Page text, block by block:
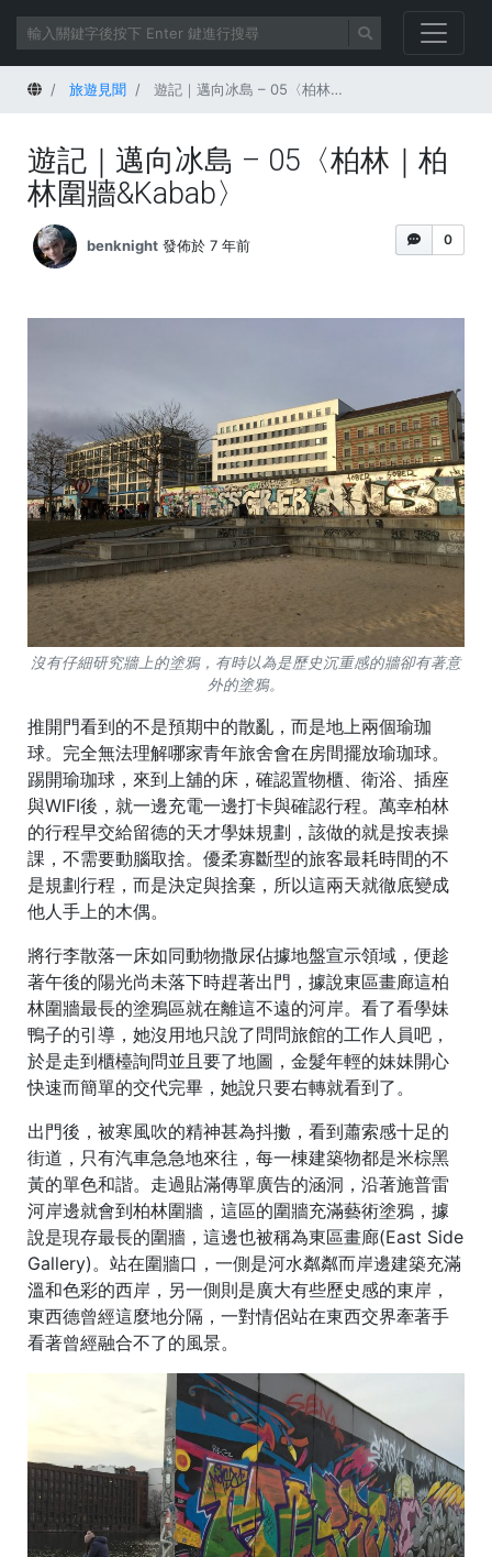
首頁 旅遊見聞 遊記｜邁向冰島 – 05〈柏林｜柏林圍牆&Kabab〉
遊記｜邁向冰島 – 05〈柏林｜柏
林圍牆&Kabab〉
0
benknight 發佈於 7 年前
沒有仔細研究牆上的塗鴉，有時以為是歷史沉重感的牆卻有著意
外的塗鴉。
推開門看到的不是預期中的散亂，而是地上兩個瑜珈
球。完全無法理解哪家青年旅舍會在房間擺放瑜珈球。
踢開瑜珈球，來到上舖的床，確認置物櫃、衛浴、插座
與WIFI後，就一邊充電一邊打卡與確認行程。萬幸柏林
的行程早交給留德的天才學妹規劃，該做的就是按表操
課，不需要動腦取捨。優柔寡斷型的旅客最耗時間的不
是規劃行程，而是決定與捨棄，所以這兩天就徹底變成
他人手上的木偶。
將行李散落一床如同動物撒尿佔據地盤宣示領域，便趁
著午後的陽光尚未落下時趕著出門，據說東區畫廊這柏
林圍牆最長的塗鴉區就在離這不遠的河岸。看了看學妹
鴨子的引導，她沒用地只說了問問旅館的工作人員吧，
於是走到櫃檯詢問並且要了地圖，金髮年輕的妹妹開心
快速而簡單的交代完畢，她說只要右轉就看到了。
出門後，被寒風吹的精神甚為抖擻，看到蕭索感十足的
街道，只有汽車急急地來往，每一棟建築物都是米棕黑
黃的單色和諧。走過貼滿傳單廣告的涵洞，沿著施普雷
河岸邊就會到柏林圍牆，這區的圍牆充滿藝術塗鴉，據
說是現存最長的圍牆，這邊也被稱為東區畫廊(East Side
Gallery)。站在圍牆口，一側是河水粼粼而岸邊建築充滿
溫和色彩的西岸，另一側則是廣大有些歷史感的東岸，
東西德曾經這麼地分隔，一對情侶站在東西交界牽著手
看著曾經融合不了的風景。